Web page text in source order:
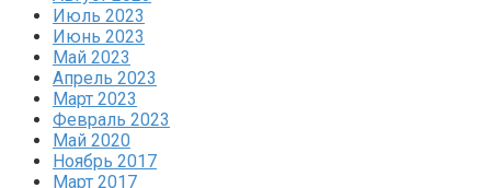
Июль 2023
Июнь 2023
Май 2023
Апрель 2023
Март 2023
Февраль 2023
Май 2020
Ноябрь 2017
Март 2017